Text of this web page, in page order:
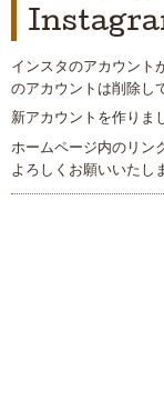
インスタのアカウント
のアカウントは削除し
新アカウントを作りま
ホームページ内のリン
よろしくお願いいたし